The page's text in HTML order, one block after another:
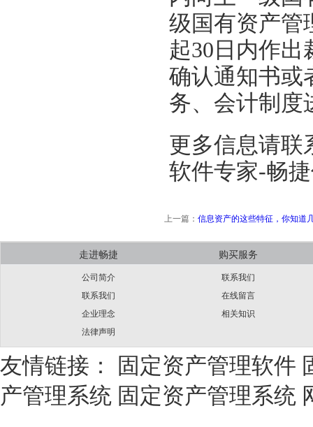
级国有资产管
起30日内作
确认通知书或
务、会计制度
更多信息请联
软件专家-畅
上一篇： 信息资产的这些特征，你知道
走进畅捷
公司简介
联系我们
企业理念
法律声明
购买服务
联系我们
在线留言
相关知识
友情链接： 固定资产管理软件
产管理系统 固定资产管理系统